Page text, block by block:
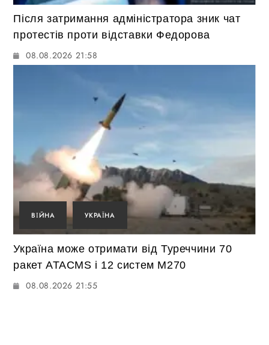
Після затримання адміністратора зник чат
протестів проти відставки Федорова
08.08.2026 21:58
ВІЙНА УКРАЇНА
Україна може отримати від Туреччини 70
ракет ATACMS і 12 систем M270
08.08.2026 21:55